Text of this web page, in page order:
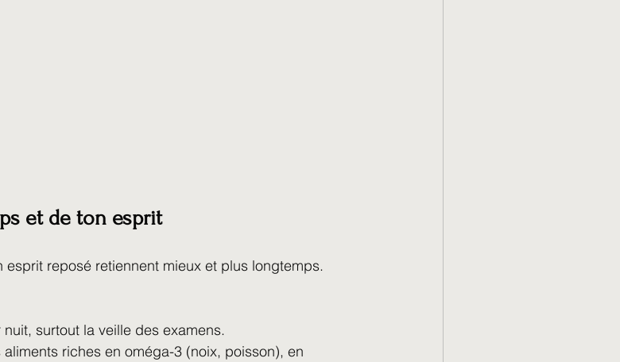
et de ton esprit
reposé retiennent mieux et plus longtemps.
surtout la veille des examens.
riches en oméga-3 (noix, poisson), en